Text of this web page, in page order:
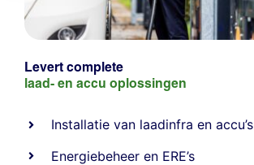
Levert complete
laad- en accu oplossingen
Installatie van laadinfra en accu’s
Energiebeheer en ERE’s